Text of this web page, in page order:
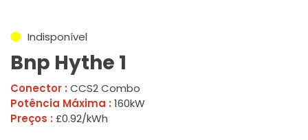
Indisponível
Bnp Hythe 1
Conector : CCS2 Combo
Potência Máxima : 160kW
Preços : £0.92/kWh